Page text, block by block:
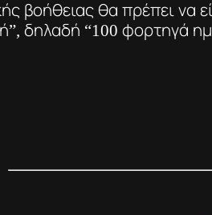
βοήθειας θα πρέπει να
δηλαδή “100 φορτηγά